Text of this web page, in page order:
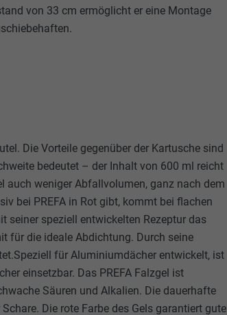
von 33 cm ermöglicht er eine Montage
Die Vorteile gegenüber der Kartusche sind
bedeutet – der Inhalt von 600 ml reicht
auch weniger Abfallvolumen, ganz nach dem
bei PREFA in Rot gibt, kommt bei flachen
seiner speziell entwickelten Rezeptur das
für die ideale Abdichtung. Durch seine
für Aluminiumdächer entwickelt, ist
einsetzbar. Das PREFA Falzgel ist
Säuren und Alkalien. Die dauerhafte
Die rote Farbe des Gels garantiert gute